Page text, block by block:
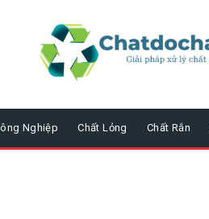
Nghiệp Chất Lỏng Chất Rắn